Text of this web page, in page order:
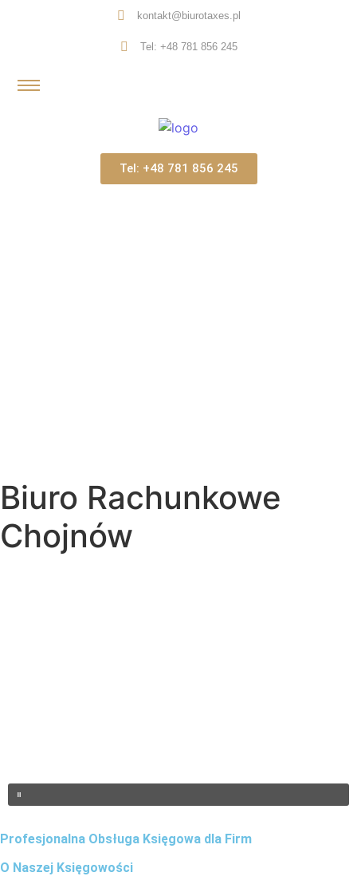
kontakt@biurotaxes.pl
Tel: +48 781 856 245
Tel: +48 781 856 245
Biuro Rachunkowe
Chojnów
Profesjonalna Obsługa Księgowa dla Firm
O Naszej Księgowości